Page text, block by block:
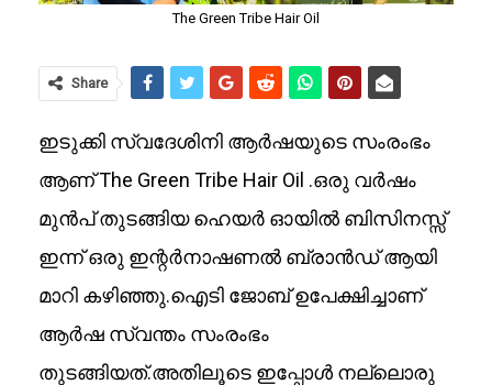
The Green Tribe Hair Oil
Share
ഇടുക്കി സ്വദേശിനി ആർഷയുടെ സംരംഭം
ആണ് The Green Tribe Hair Oil .ഒരു വർഷം
മുൻപ് തുടങ്ങിയ ഹെയർ ഓയിൽ ബിസിനസ്സ്
ഇന്ന് ഒരു ഇന്റർനാഷണൽ ബ്രാൻഡ് ആയി
മാറി കഴിഞ്ഞു.ഐടി ജോബ് ഉപേക്ഷിച്ചാണ്
ആർഷ സ്വന്തം സംരംഭം
തുടങ്ങിയത്.അതിലൂടെ ഇപ്പോൾ നല്ലൊരു